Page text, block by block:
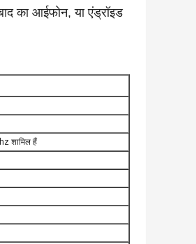
का आईफोन, या एंड्रॉइड
शामिल हैं